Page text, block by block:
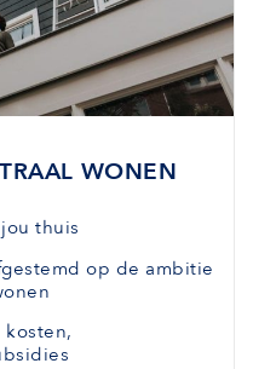
WONEN
thuis
op de ambitie